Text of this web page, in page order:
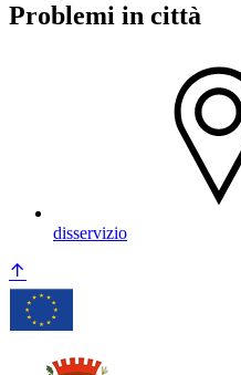
Problemi in città
disservizio